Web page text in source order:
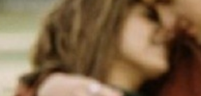
gia
hóa,
50 năm Việt Nam gia
nhập UNESCO: Khơi
nguồn nội lực văn hóa,
định hình vị thế kiến